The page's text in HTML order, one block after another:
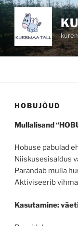
Skip
content
HOBUJÕUD
Mullalisand
Hobuse pabulad
Niiskusesisaldus
Parandab mulla
Aktiviseerib
Kasutamine: